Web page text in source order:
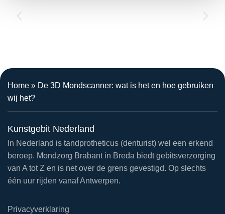
Home » De 3D Mondscanner: wat is het en hoe gebruiken
wij het?
Kunstgebit Nederland
In Nederland is tandprotheticus (denturist) wel een erkend
beroep. Mondzorg Brabant in Breda biedt gebitsverzorging
van A tot Z en is net over de grens gevestigd. Op slechts
één uur rijden vanaf Antwerpen.
Privacyverklaring